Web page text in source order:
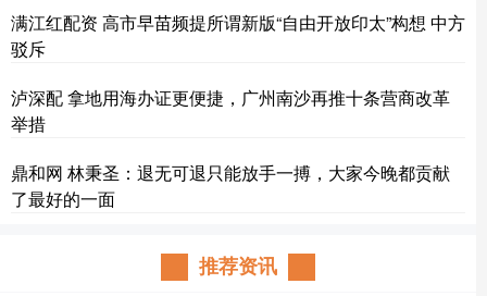
满江红配资 高市早苗频提所谓新版“自由开放印太”构想 中方
驳斥
泸深配 拿地用海办证更便捷，广州南沙再推十条营商改革
举措
鼎和网 林秉圣：退无可退只能放手一搏，大家今晚都贡献
了最好的一面
推荐资讯